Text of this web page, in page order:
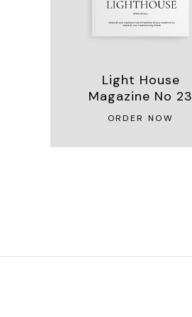
Light House
Magazine No 23
ORDER NOW